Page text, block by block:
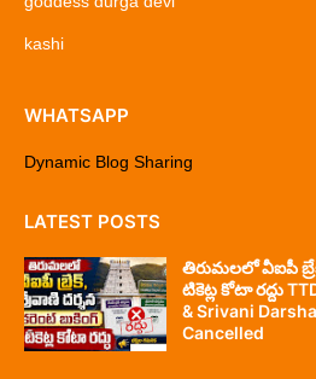
kashi
WHATSAPP
Dynamic Blog Sharing
LATEST POSTS
తిరుమలలో వీఐపీ
టికెట్ల కోటా రద్దు
& Srivani
Cancelled